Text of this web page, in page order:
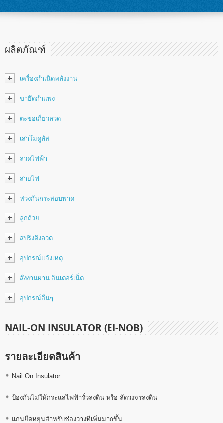
ผลิตภัณฑ์
เครื่องกำเนิดพลังงาน
ขายึดกำแพง
ตะขอเกี่ยวลวด
เสาโมดูลัส
ลวดไฟฟ้า
สายไฟ
ห่วงกันกระสอบพาด
ลูกถ้วย
สปริงดึงลวด
อุปกรณ์แจ้งเหตุ
สั่งงานผ่าน อินเตอร์เน็ต
อุปกรณ์อื่นๆ
NAIL-ON INSULATOR (EI-NOB)
รายละเอียดสินค้า
Nail On Insulator
ป้องกันไม่ให้กระแสไฟฟ้ารั่วลงดิน หรือ ลัดวงจรลงดิน
แกนยืดหยุ่นสำหรับช่องว่างที่เพิ่มมากขึ้น